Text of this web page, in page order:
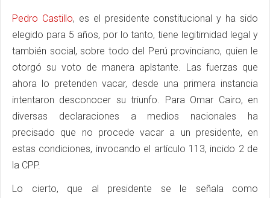
Pedro Castillo, es el presidente constitucional y ha sido
elegido para 5 años, por lo tanto, tiene legitimidad legal y
también social, sobre todo del Perú provinciano, quien le
otorgó su voto de manera aplstante. Las fuerzas que
ahora lo pretenden vacar, desde una primera instancia
intentaron desconocer su triunfo. Para Omar Cairo, en
diversas declaraciones a medios nacionales ha
precisado que no procede vacar a un presidente, en
estas condiciones, invocando el artículo 113, incido 2 de
la CPP.
Lo cierto, que al presidente se le señala como